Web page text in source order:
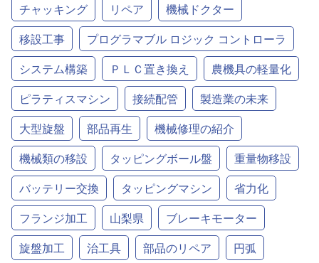
チャッキング
リペア
機械ドクター
移設工事
プログラマブル ロジック コントローラ
システム構築
ＰＬＣ置き換え
農機具の軽量化
ピラティスマシン
接続配管
製造業の未来
大型旋盤
部品再生
機械修理の紹介
機械類の移設
タッピングボール盤
重量物移設
バッテリー交換
タッピングマシン
省力化
フランジ加工
山梨県
ブレーキモーター
旋盤加工
治工具 部品のリペア
円弧